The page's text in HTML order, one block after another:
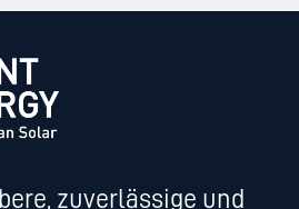
zuverlässige und